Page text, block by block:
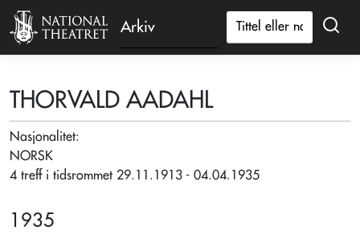
Arkiv
THORVALD AADAHL
Nasjonalitet:
NORSK
4 treff i tidsrommet 29.11.1913 - 04.04.1935
1935